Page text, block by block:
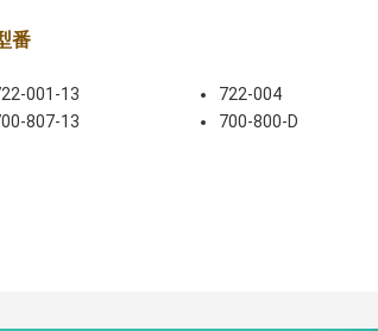
番
001-13 722-004
807-13 700-800-D